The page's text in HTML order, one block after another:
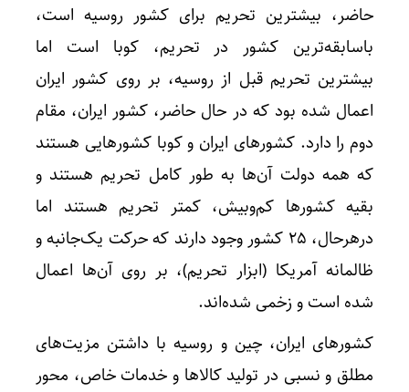
حاضر، بیشترین تحریم برای کشور روسیه است،
باسابقه‌ترین کشور در تحریم، کوبا است اما
بیشترین تحریم قبل از روسیه، بر روی کشور ایران
اعمال شده بود که در حال حاضر، کشور ایران، مقام
دوم را دارد. کشورهای ایران و کوبا کشورهایی هستند
که همه دولت آن‌ها به طور کامل تحریم هستند و
بقیه کشورها کم‌وبیش، کمتر تحریم هستند اما
درهرحال، ۲۵ کشور وجود دارند که حرکت یک‌جانبه و
ظالمانه آمریکا (ابزار تحریم)، بر روی آن‌ها اعمال
شده است و زخمی شده‌اند.
کشورهای ایران، چین و روسیه با داشتن مزیت‌های
مطلق و نسبی در تولید کالاها و خدمات خاص، محور